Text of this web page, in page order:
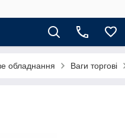
обладнання Ваги торгові